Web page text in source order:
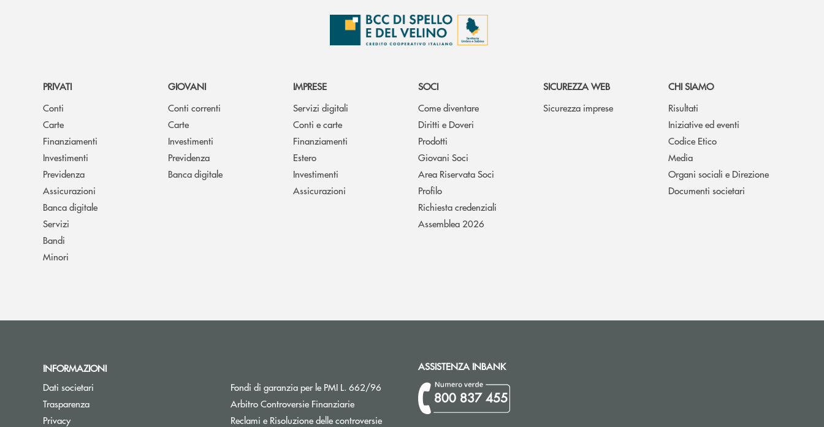
PRIVATI
Conti
Carte
Finanziamenti
Investimenti
Previdenza
Assicurazioni
Banca digitale
Servizi
Bandi
Minori
GIOVANI
Conti correnti
Carte
Investimenti
Previdenza
Banca digitale
IMPRESE
Servizi digitali
Conti e carte
Finanziamenti
Estero
Investimenti
Assicurazioni
SOCI
Come diventare
Diritti e Doveri
Prodotti
Giovani Soci
Area Riservata Soci
Profilo
Richiesta credenziali
Assemblea 2026
SICUREZZA WEB
Sicurezza imprese
CHI SIAMO
Risultati
Iniziative ed eventi
Codice Etico
Media
Organi sociali e Direzione
Documenti societari
INFORMAZIONI
Dati societari
Trasparenza
Privacy
Fondi di garanzia per le PMI L. 662/96 Apre una nuova finestra
Arbitro Controversie FinanziarieApre una nuova finestra
Reclami e Risoluzione delle controversie
ASSISTENZA INBANK
800 837 455